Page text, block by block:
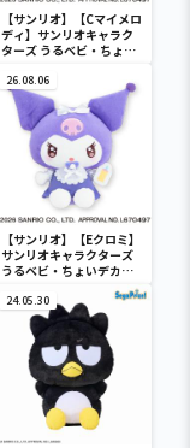
【サンリオ】【Cマイメロ
ディ】サンリオキャラク
ターズ うるベビ・ちょい
26.08.06
【サンリオ】【Eクロミ】
サンリオキャラクターズ
うるベビ・ちょいデカド
24.05.30